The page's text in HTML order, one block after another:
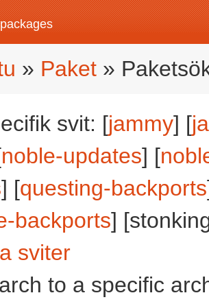
» Paket »
svit: [jammy] [
noble-updates] [
] [questing-backports
backports]
sviter
to a specific